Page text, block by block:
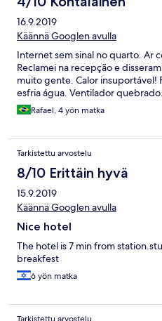
16.9.2019
Käännä Googlen avulla
Internet sem sinal no quarto. Ar
Reclamei na recepção e
muito gente. Calor insuportável!
esfria água. Ventilador
Rafael, 4 yön matka
Tarkistettu arvostelu
8/10 Erittäin hyvä
15.9.2019
Käännä Googlen avulla
Nice hotel
The hotel is 7 min from
breakfest
6 yön matka